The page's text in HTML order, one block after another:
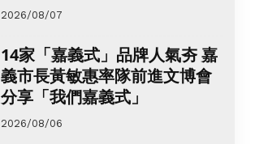
2026/08/07
14家「嘉義式」品牌人氣夯 嘉
義市長黃敏惠率隊前進文博會
分享「我們嘉義式」
2026/08/06